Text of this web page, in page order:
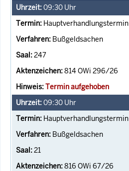
09:30 Uhr
Hauptverhandlungstermin
Bußgeldsachen
247
814 OWi 296/26
Termin aufgehoben
09:30 Uhr
Hauptverhandlungstermin
Bußgeldsachen
21
816 OWi 67/26